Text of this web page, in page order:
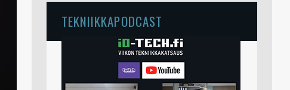
TEKNIIKKAPODCAST